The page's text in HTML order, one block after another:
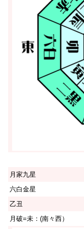
月家九星
六白金星
乙丑
月破=未：(南々西）